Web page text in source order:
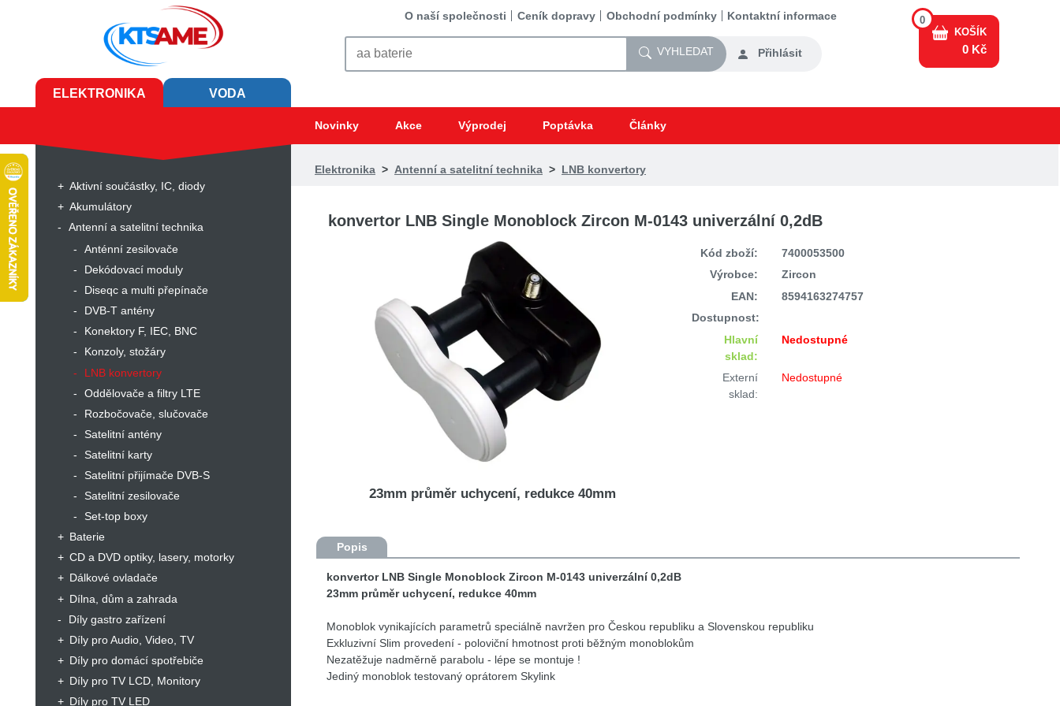
ELEKTRONIKA VODA
O naší společnosti Ceník dopravy Obchodní podmínky Kontaktní informace
Přihlásit
VYHLEDAT
0
KOŠÍK
0 Kč
Novinky Akce Výprodej Poptávka Články
Aktivní součástky, IC, diody
Akumulátory
Antenní a satelitní technika
Anténní zesilovače
Dekódovací moduly
Diseqc a multi přepínače
DVB-T antény
Konektory F, IEC, BNC
Konzoly, stožáry
LNB konvertory
Oddělovače a filtry LTE
Rozbočovače, slučovače
Satelitní antény
Satelitní karty
Satelitní přijímače DVB-S
Satelitní zesilovače
Set-top boxy
Baterie
CD a DVD optiky, lasery, motorky
Dálkové ovladače
Dílna, dům a zahrada
Díly gastro zařízení
Díly pro Audio, Video, TV
Díly pro domácí spotřebiče
Díly pro TV LCD, Monitory
Díly pro TV LED
Elektronika> Antenní a satelitní technika> LNB konvertory
konvertor LNB Single Monoblock Zircon M-0143 univerzální 0,2dB
23mm průměr uchycení, redukce 40mm
Kód zboží:
7400053500
Výrobce:
Zircon
EAN:
8594163274757
Dostupnost:
Hlavní
sklad:
Nedostupné
Externí
sklad:
Nedostupné
Popis
konvertor LNB Single Monoblock Zircon M-0143 univerzální 0,2dB
23mm průměr uchycení, redukce 40mm
Monoblok vynikajících parametrů speciálně navržen pro Českou republiku a Slovenskou republiku
Exkluzivní Slim provedení - poloviční hmotnost proti běžným monoblokům
Nezatěžuje nadměrně parabolu - lépe se montuje !
Jediný monoblok testovaný oprátorem Skylink